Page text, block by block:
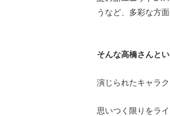
うなど、多彩な方
そんな高橋さんと
演じられたキャラ
思いつく限りをラ